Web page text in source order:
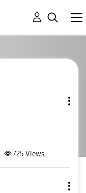
725 Views